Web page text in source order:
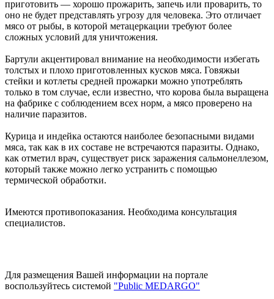
приготовить — хорошо прожарить, запечь или проварить, то
оно не будет представлять угрозу для человека. Это отличает
мясо от рыбы, в которой метацеркации требуют более
сложных условий для уничтожения.
Бартули акцентировал внимание на необходимости избегать
толстых и плохо приготовленных кусков мяса. Говяжьи
стейки и котлеты средней прожарки можно употреблять
только в том случае, если известно, что корова была выращена
на фабрике с соблюдением всех норм, а мясо проверено на
наличие паразитов.
Курица и индейка остаются наиболее безопасными видами
мяса, так как в их составе не встречаются паразиты. Однако,
как отметил врач, существует риск заражения сальмонеллезом,
который также можно легко устранить с помощью
термической обработки.
Имеются противопоказания. Необходима консультация
специалистов.
Для размещения Вашей информации на портале
воспользуйтесь системой "Public MEDARGO"